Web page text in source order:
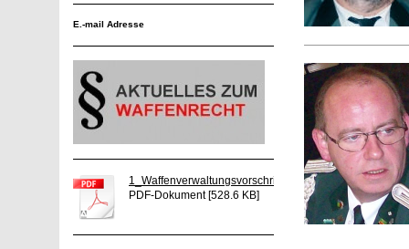
E.-mail Adresse
1_Waffenverwaltungsvorschrift_22_03_2012[...]
PDF-Dokument [528.6 KB]